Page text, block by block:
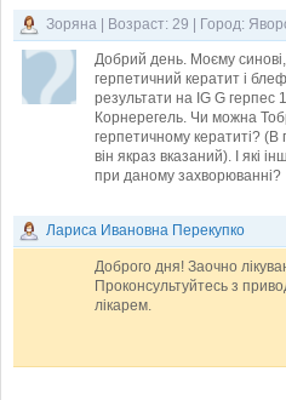
Зоряна | Возраст: 29 | Город:
Добрий день. Моєму синові,
герпетичний кератит і
результати на IG G герпес
Корнерегель. Чи можна
герпетичному кератиті?
він якраз вказаний). І які
при даному захворюванні?
Лариса Ивановна Перекупко
Доброго дня! Заочно
Проконсультуйтесь з
лікарем.